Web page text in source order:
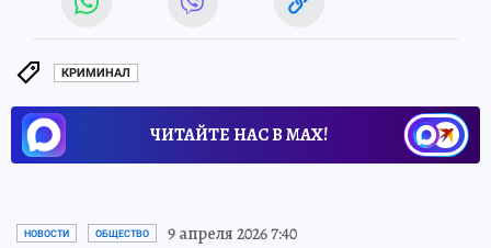
КРИМИНАЛ
ЧИТАЙТЕ НАС В МАХ!
НОВОСТИ ОБЩЕСТВО 9 апреля 2026 7:40